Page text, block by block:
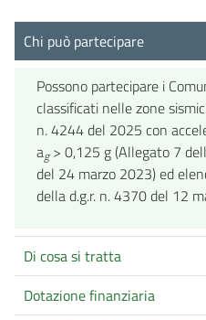
Chi può partecipare
Possono partecipare i
classificati nelle zone
n. 4244 del 2025 con
ag> 0,125 g (Allegato 7
del 24 marzo 2023) ed
della d.g.r. n. 4370 del 12
Di cosa si tratta
Dotazione finanziaria